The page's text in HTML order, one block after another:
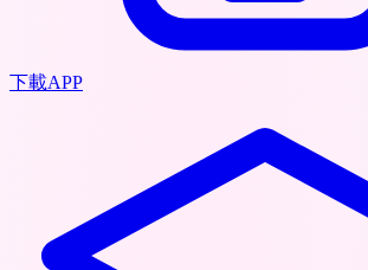
下載APP